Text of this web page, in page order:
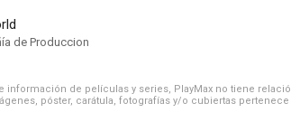
de Produccion
información de películas y series, PlayMax no tiene
póster, carátula, fotografías y/o cubiertas